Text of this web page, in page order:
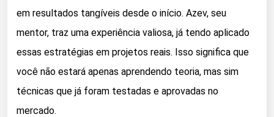
em resultados tangíveis desde o início. Azev, seu
mentor, traz uma experiência valiosa, já tendo aplicado
essas estratégias em projetos reais. Isso significa que
você não estará apenas aprendendo teoria, mas sim
técnicas que já foram testadas e aprovadas no
mercado.